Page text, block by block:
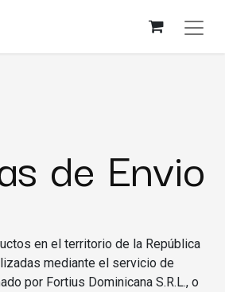
de Envio
en el territorio de la República
mediante el servicio de
por Fortius Dominicana S.R.L., o